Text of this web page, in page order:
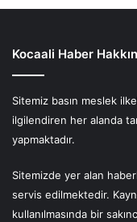
Kocaali Haber
Sitemiz basın meslek
ilgilendiren her alanda
yapmaktadır.
Sitemizde yer alan
servis edilmektedir.
kullanılmasında bir